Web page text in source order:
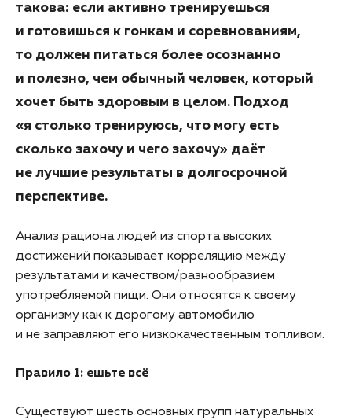
такова: если активно тренируешься
и готовишься к гонкам и соревнованиям,
то должен питаться более осознанно
и полезно, чем обычный человек, который
хочет быть здоровым в целом. Подход
«я столько тренируюсь, что могу есть
сколько захочу и чего захочу» даёт
не лучшие результаты в долгосрочной
перспективе.
Анализ рациона людей из спорта высоких
достижений показывает корреляцию между
результатами и качеством/разнообразием
употребляемой пищи. Они относятся к своему
организму как к дорогому автомобилю
и не заправляют его низкокачественным топливом.
Правило 1: ешьте всё
Существуют шесть основных групп натуральных